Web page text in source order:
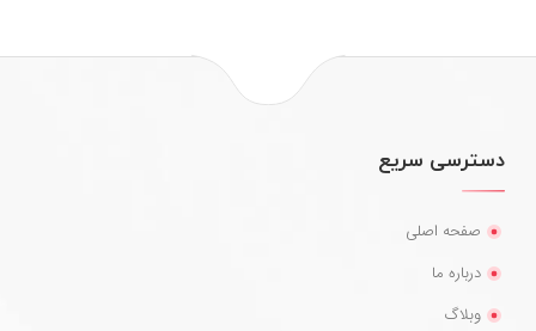
دسترسی سریع
صفحه اصلی
درباره ما
وبلاگ